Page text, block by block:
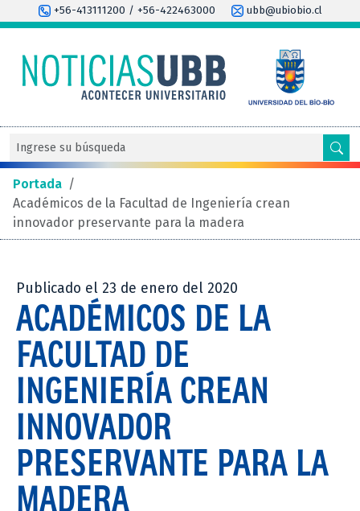
+56-413111200 / +56-422463000 ubb@ubiobio.cl
Portada /
Académicos de la Facultad de Ingeniería crean
innovador preservante para la madera
Publicado el 23 de enero del 2020
ACADÉMICOS DE LA
FACULTAD DE
INGENIERÍA CREAN
INNOVADOR
PRESERVANTE PARA LA
MADERA